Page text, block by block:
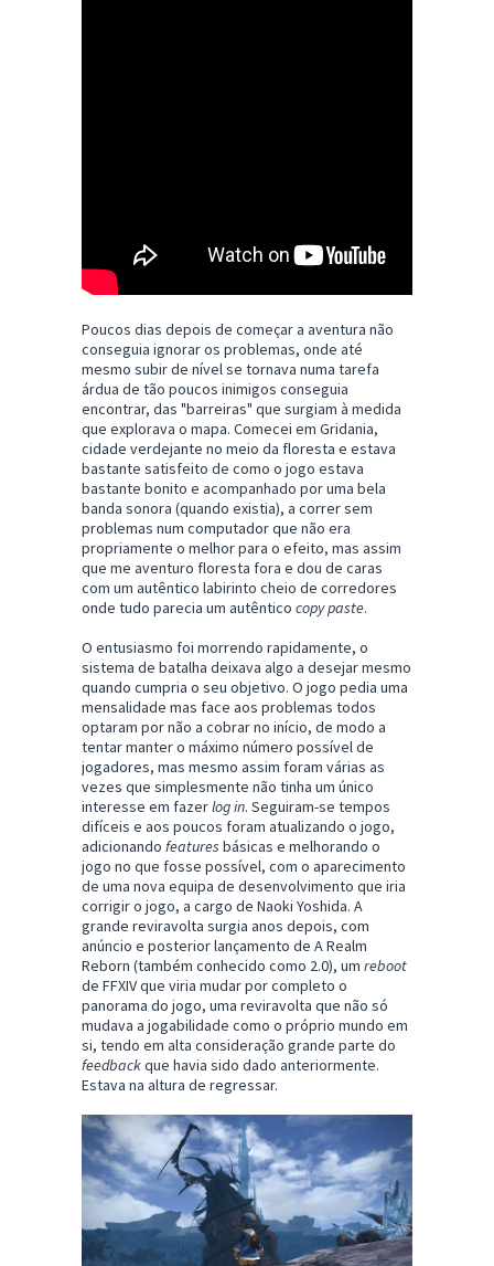
Poucos dias depois de começar a aventura não
conseguia ignorar os problemas, onde até
mesmo subir de nível se tornava numa tarefa
árdua de tão poucos inimigos conseguia
encontrar, das "barreiras" que surgiam à medida
que explorava o mapa. Comecei em Gridania,
cidade verdejante no meio da floresta e estava
bastante satisfeito de como o jogo estava
bastante bonito e acompanhado por uma bela
banda sonora (quando existia), a correr sem
problemas num computador que não era
propriamente o melhor para o efeito, mas assim
que me aventuro floresta fora e dou de caras
com um autêntico labirinto cheio de corredores
onde tudo parecia um autêntico copy paste.
O entusiasmo foi morrendo rapidamente, o
sistema de batalha deixava algo a desejar mesmo
quando cumpria o seu objetivo. O jogo pedia uma
mensalidade mas face aos problemas todos
optaram por não a cobrar no início, de modo a
tentar manter o máximo número possível de
jogadores, mas mesmo assim foram várias as
vezes que simplesmente não tinha um único
interesse em fazerlog in. Seguiram-se tempos
difíceis e aos poucos foram atualizando o jogo,
adicionando features básicas e melhorando o
jogo no que fosse possível, com o aparecimento
de uma nova equipa de desenvolvimento que iria
corrigir o jogo, a cargo de Naoki Yoshida. A
grande reviravolta surgia anos depois, com
anúncio e posterior lançamento de A Realm
Reborn (também conhecido como 2.0), um reboot
de FFXIV que viria mudar por completo o
panorama do jogo, uma reviravolta que não só
mudava a jogabilidade como o próprio mundo em
si, tendo em alta consideração grande parte do
feedbackque havia sido dado anteriormente.
Estava na altura de regressar.